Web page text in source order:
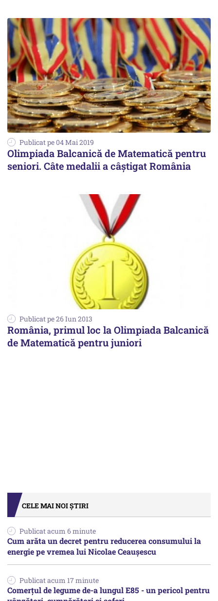
Publicat pe 04 Mai 2019
Olimpiada Balcanică de Matematică pentru
seniori. Câte medalii a câștigat România
Publicat pe 26 Iun 2013
România, primul loc la Olimpiada Balcanică
de Matematică pentru juniori
CELE MAI NOI ȘTIRI
Publicat acum 6 minute
Cum arăta un decret pentru reducerea consumului la
energie pe vremea lui Nicolae Ceaușescu
Publicat acum 17 minute
Comerțul de legume de-a lungul E85 - un pericol pentru